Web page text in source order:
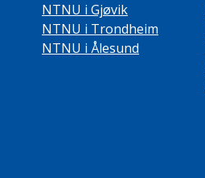
NTNU i Gjøvik
NTNU i Trondheim
NTNU i Ålesund